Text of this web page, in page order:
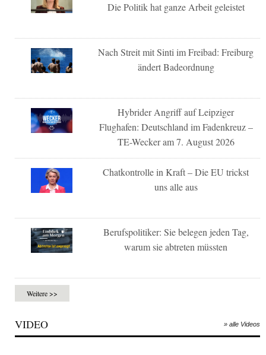
Die Politik hat ganze Arbeit geleistet
Nach Streit mit Sinti im Freibad: Freiburg
ändert Badeordnung
Hybrider Angriff auf Leipziger
Flughafen: Deutschland im Fadenkreuz –
TE-Wecker am 7. August 2026
Chatkontrolle in Kraft – Die EU trickst
uns alle aus
Berufspolitiker: Sie belegen jeden Tag,
warum sie abtreten müssten
Weitere >>
VIDEO » alle Videos